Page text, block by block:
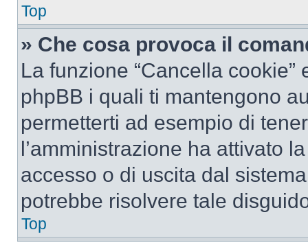
Top
» Che cosa provoca il
La funzione “Cancella
phpBB i quali ti mantengono
permetterti ad esempio di
l’amministrazione ha attivato
accesso o di uscita dal
potrebbe risolvere tale
Top